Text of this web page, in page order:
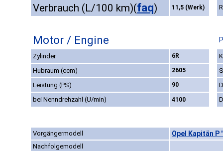
Verbrauch (L/100 km)(faq) 11,5 (Werk)
Motor / Engine
Zylinder 6R
Hubraum (ccm)
2605
Leistung (PS)
90
bei Nenndrehzahl (U/min)
4100
Vorgängermodell Opel Kapitän P
Nachfolgemodell